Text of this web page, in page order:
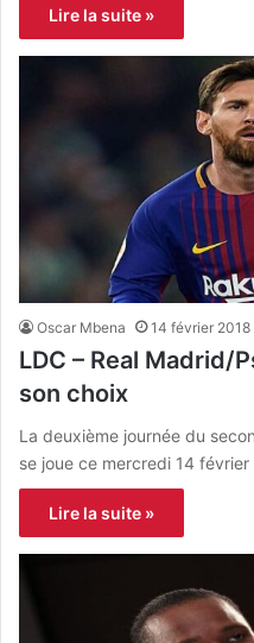
Lire la suite »
Oscar Mbena 14 février 2018
LDC – Real Madrid/
son choix
La deuxième journée du
se joue ce mercredi 14 février
Lire la suite »